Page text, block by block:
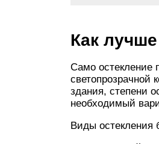
Как лучше
Само остекление
светопрозрачной
здания, степени
необходимый
Виды остекления